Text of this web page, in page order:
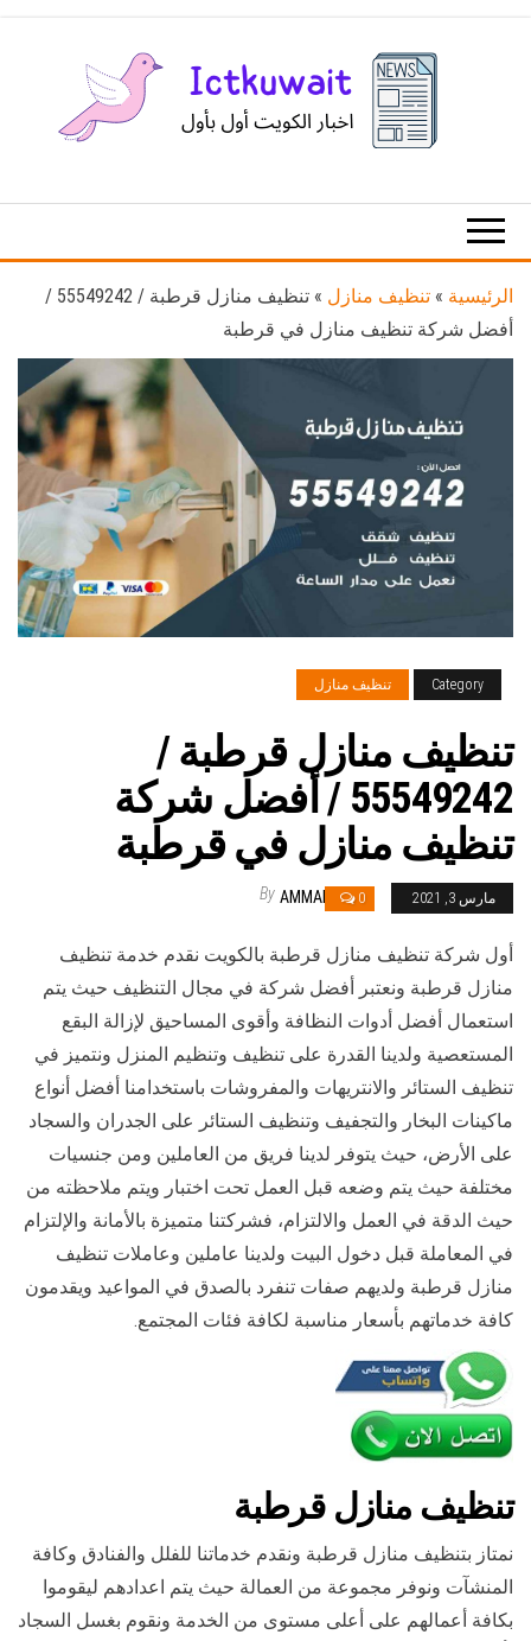
الكويت
الرئيسية » تنظيف منازل »
تنظيف منازل قرطبة / 55549242 /
أفضل شركة تنظيف منازل في قرطبة
Category تنظيف منازل
تنظيف منازل قرطبة /
55549242 / أفضل شركة
تنظيف منازل في قرطبة
مارس 3, 2021 0
By AMMAR
أول شركة تنظيف منازل قرطبة بالكويت نقدم خدمة تنظيف
منازل قرطبة ونعتبر أفضل شركة في مجال التنظيف حيث يتم
استعمال أفضل أدوات النظافة وأقوى المساحيق لإزالة البقع
المستعصية ولدينا القدرة على تنظيف وتنظيم المنزل ونتميز في
تنظيف الستائر والانتريهات والمفروشات باستخدامنا أفضل أنواع
ماكينات البخار والتجفيف وتنظيف الستائر على الجدران والسجاد
على الأرض، حيث يتوفر لدينا فريق من العاملين ومن جنسيات
مختلفة حيث يتم وضعه قبل العمل تحت اختبار ويتم ملاحظته من
حيث الدقة في العمل والالتزام، فشركتنا متميزة بالأمانة والإلتزام
في المعاملة قبل دخول البيت ولدينا عاملين وعاملات تنظيف
منازل قرطبة ولديهم صفات تنفرد بالصدق في المواعيد ويقدمون
كافة خدماتهم بأسعار مناسبة لكافة فئات المجتمع.
تنظيف منازل قرطبة
نمتاز بتنظيف منازل قرطبة ونقدم خدماتنا للفلل والفنادق وكافة
المنشآت ونوفر مجموعة من العمالة حيث يتم اعدادهم ليقوموا
بكافة أعمالهم على أعلى مستوى من الخدمة ونقوم بغسل السجاد